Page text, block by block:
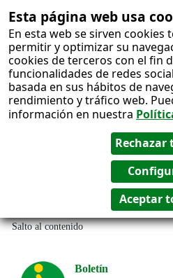
Esta página web usa
En esta web se sirven cookies
permitir y optimizar su
cookies de terceros con el fin
funcionalidades de redes
basada en sus hábitos de
rendimiento y tráfico web.
información en nuestra
Salto al contenido
Boletín